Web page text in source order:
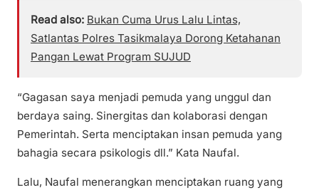
Read also: Bukan Cuma Urus Lalu Lintas,
Satlantas Polres Tasikmalaya Dorong Ketahanan
Pangan Lewat Program SUJUD
“Gagasan saya menjadi pemuda yang unggul dan
berdaya saing. Sinergitas dan kolaborasi dengan
Pemerintah. Serta menciptakan insan pemuda yang
bahagia secara psikologis dll.” Kata Naufal.
Lalu, Naufal menerangkan menciptakan ruang yang